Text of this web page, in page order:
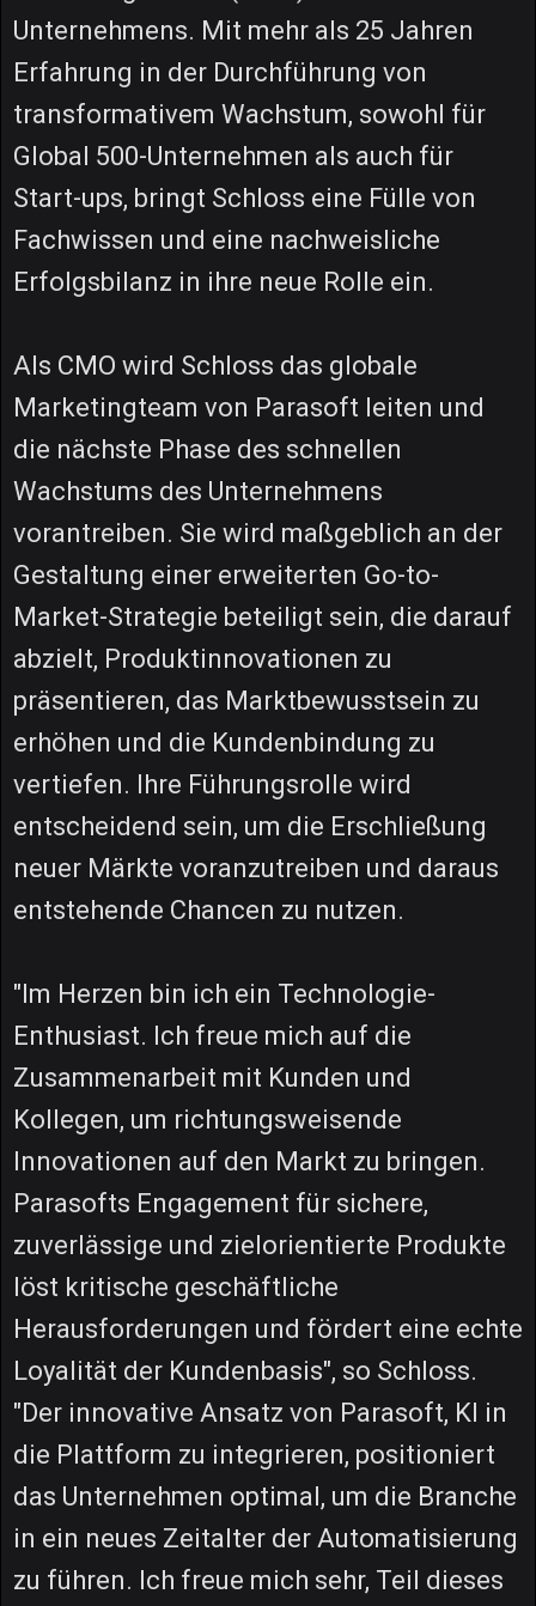
Unternehmens. Mit mehr als 25 Jahren
Erfahrung in der Durchführung von
transformativem Wachstum, sowohl für
Global 500-Unternehmen als auch für
Start-ups, bringt Schloss eine Fülle von
Fachwissen und eine nachweisliche
Erfolgsbilanz in ihre neue Rolle ein.
Als CMO wird Schloss das globale
Marketingteam von Parasoft leiten und
die nächste Phase des schnellen
Wachstums des Unternehmens
vorantreiben. Sie wird maßgeblich an der
Gestaltung einer erweiterten Go-to-
Market-Strategie beteiligt sein, die darauf
abzielt, Produktinnovationen zu
präsentieren, das Marktbewusstsein zu
erhöhen und die Kundenbindung zu
vertiefen. Ihre Führungsrolle wird
entscheidend sein, um die Erschließung
neuer Märkte voranzutreiben und daraus
entstehende Chancen zu nutzen.
"Im Herzen bin ich ein Technologie-
Enthusiast. Ich freue mich auf die
Zusammenarbeit mit Kunden und
Kollegen, um richtungsweisende
Innovationen auf den Markt zu bringen.
Parasofts Engagement für sichere,
zuverlässige und zielorientierte Produkte
löst kritische geschäftliche
Herausforderungen und fördert eine echte
Loyalität der Kundenbasis", so Schloss.
"Der innovative Ansatz von Parasoft, KI in
die Plattform zu integrieren, positioniert
das Unternehmen optimal, um die Branche
in ein neues Zeitalter der Automatisierung
zu führen. Ich freue mich sehr, Teil dieses